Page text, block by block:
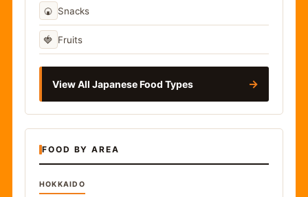
🍘 Snacks
🍓 Fruits
View All Japanese Food Types →
FOOD BY AREA
HOKKAIDO